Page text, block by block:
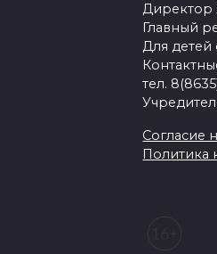
Директор
Главный
Для детей
тел.
Согласие
Политика